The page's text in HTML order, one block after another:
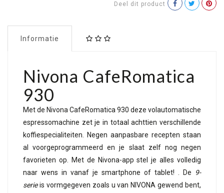
Deel dit product
Informatie
Nivona CafeRomatica
930
Met de Nivona CafeRomatica 930 deze volautomatische
espressomachine zet je in totaal achttien verschillende
koffiespecialiteiten. Negen aanpasbare recepten staan
al voorgeprogrammeerd en je slaat zelf nog negen
favorieten op. Met de Nivona-app stel je alles volledig
naar wens in vanaf je smartphone of tablet! . De
9-
serieis vormgegeven zoals u van NIVONA gewend bent,